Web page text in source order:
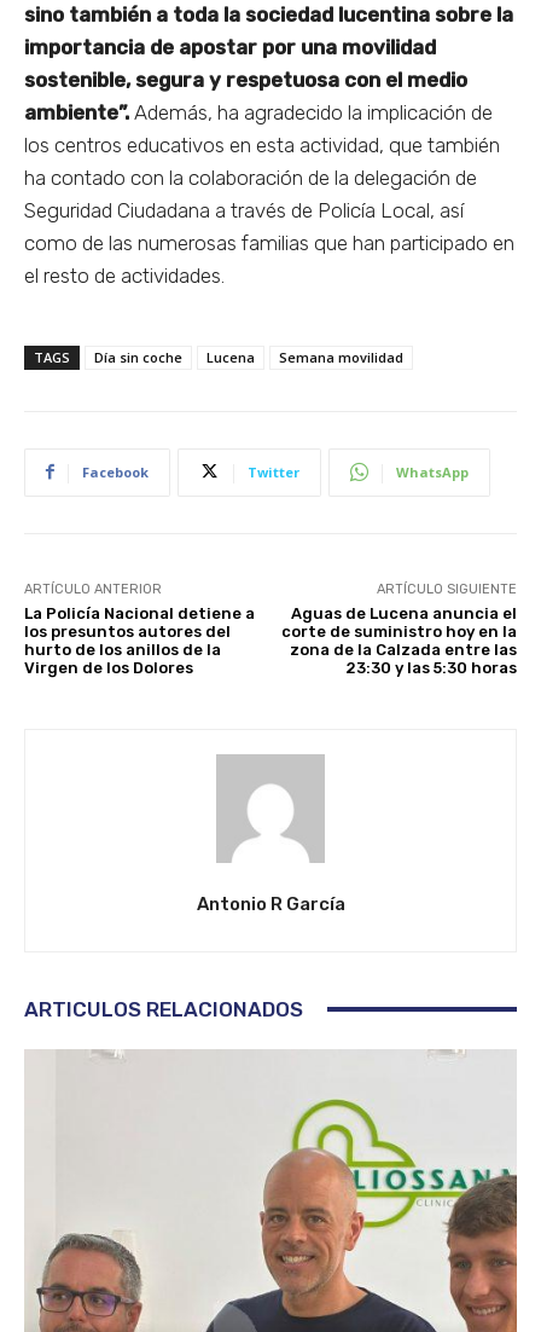
sino también a toda la sociedad lucentina sobre la
importancia de apostar por una movilidad
sostenible, segura y respetuosa con el medio
ambiente”. Además, ha agradecido la implicación de
los centros educativos en esta actividad, que también
ha contado con la colaboración de la delegación de
Seguridad Ciudadana a través de Policía Local, así
como de las numerosas familias que han participado en
el resto de actividades.
TAGS Día sin coche Lucena Semana movilidad
Facebook Twitter WhatsApp
ARTÍCULO ANTERIOR
La Policía Nacional detiene a
los presuntos autores del
hurto de los anillos de la
Virgen de los Dolores
ARTÍCULO SIGUIENTE
Aguas de Lucena anuncia el
corte de suministro hoy en la
zona de la Calzada entre las
23:30 y las 5:30 horas
Antonio R García
ARTICULOS RELACIONADOS